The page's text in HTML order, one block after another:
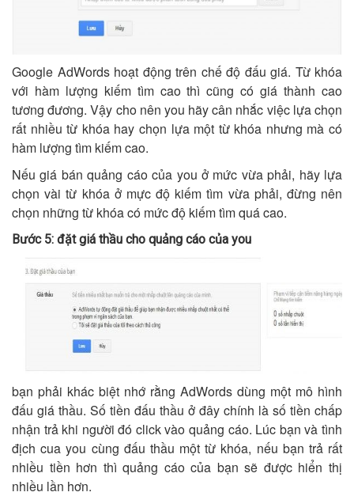
Google AdWords hoạt động trên chế độ đấu giá. Từ khóa
với hàm lượng kiếm tìm cao thì cũng có giá thành cao
tương đương. Vậy cho nên you hãy cân nhắc việc lựa chọn
rất nhiều từ khóa hay chọn lựa một từ khóa nhưng mà có
hàm lượng tìm kiếm cao.
Nếu giá bán quảng cáo của you ở mức vừa phải, hãy lựa
chọn vài từ khóa ở mực độ kiếm tìm vừa phải, đừng nên
chọn những từ khóa có mức độ kiếm tìm quá cao.
Bước 5: đặt giá thầu cho quảng cáo của you
bạn phải khác biệt nhớ rằng AdWords dùng một mô hình
đấu giá thầu. Số tiền đấu thầu ở đây chính là số tiền chấp
nhận trả khi người đó click vào quảng cáo. Lúc bạn và tình
địch cua you cùng đấu thầu một từ khóa, nếu bạn trả rất
nhiều tiền hơn thì quảng cáo của bạn sẽ được hiển thị
nhiều lần hơn.